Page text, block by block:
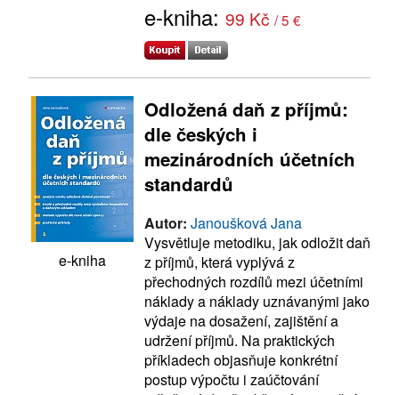
e-kniha: 99 Kč / 5 €
e-kniha
Odložená daň z příjmů:
dle českých i
mezinárodních účetních
standardů
Autor: Janoušková Jana
Vysvětluje metodiku, jak odložit daň
z příjmů, která vyplývá z
přechodných rozdílů mezi účetními
náklady a náklady uznávanými jako
výdaje na dosažení, zajištění a
udržení příjmů. Na praktických
příkladech objasňuje konkrétní
postup výpočtu i zaúčtování